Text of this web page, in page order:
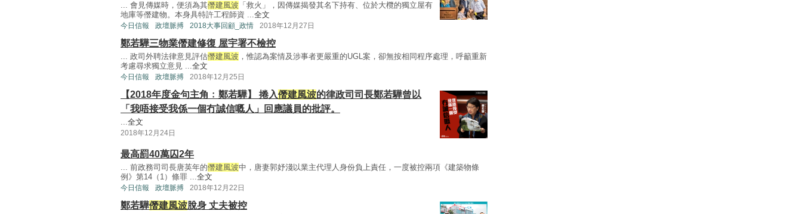
... 會見傳媒時，便須為其僭建風波 「救火」，因傳媒揭發其名下持有、位於大欖的獨立屋有
地庫等僭建物。本身具特許工程師資 ...全文
今日信報 政壇脈搏 2018大事回顧_政情 2018年12月27日
鄭若驊三物業僭建修復 屋宇署不檢控
... 政司外聘法律意見評估僭建風波 ，惟認為案情及涉事者更嚴重的UGL案，卻無按相同程序處理，呼籲重新
考慮尋求獨立意見 ...全文
今日信報 政壇脈搏 2018年12月25日
【2018年度金句主角﹕鄭若驊】 捲入僭建風波的律政司司長鄭若驊曾以
「我唔接受我係一個冇誠信嘅人」回應議員的批評。
...全文
2018年12月24日
最高罰40萬囚2年
... 前政務司司長唐英年的僭建風波中，唐妻郭妤淺以業主代理人身份負上責任，一度被控兩項《建築物條
例》第14（1）條罪 ...全文
今日信報 政壇脈搏 2018年12月22日
鄭若驊僭建風波脫身 丈夫被控